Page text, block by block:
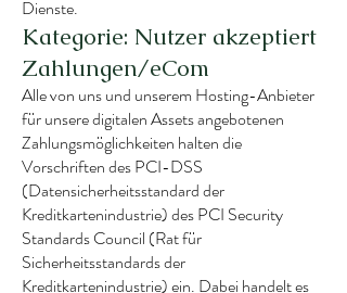
Dienste.
Kategorie: Nutzer akzeptiert
Zahlungen/eCom
Alle von uns und unserem Hosting-Anbieter
für unsere digitalen Assets angebotenen
Zahlungsmöglichkeiten halten die
Vorschriften des PCI-DSS
(Datensicherheitsstandard der
Kreditkartenindustrie) des PCI Security
Standards Council (Rat für
Sicherheitsstandards der
Kreditkartenindustrie) ein. Dabei handelt es